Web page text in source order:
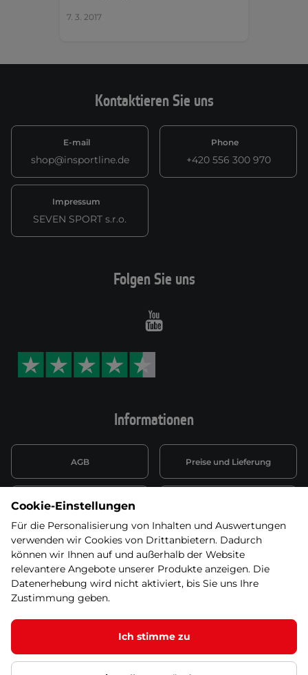
7. 3. 2017
Kontaktieren Sie uns
E-mail
shop@insportline.de
Phone
+420 556 300 970
Impressum
SEVEN SPORT s.r.o.
Informationen
AGB Preise und Lieferung
Datenschutzerklärung
Wiederufsbelehrung mit Link
zum Formular
Batterieentsorgung
Informationen zu Elektro-
und Elektonikgeräten
Widerruf erklären
Folgen Sie uns
Youtube
© 2026 SEVEN SPORT s.r.o Alle Rechte vorbehalten1
Cookie-Einstellungen
Für die Personalisierung von Inhalten und Auswertungen
verwenden wir Cookies von Drittanbietern. Dadurch
können wir Ihnen auf und außerhalb der Website
relevantere Angebote unserer Produkte anzeigen. Die
Datenerhebung wird nicht aktiviert, bis Sie uns Ihre
Zustimmung geben.
Ich stimme zu